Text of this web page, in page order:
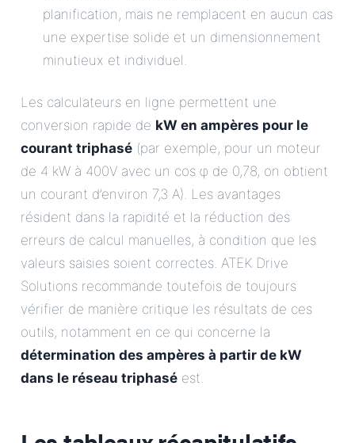
planification, mais ne remplacent en aucun cas
une expertise solide et un dimensionnement
minutieux et individuel.
Les calculateurs en ligne permettent une
conversion rapide de kW en ampères pour le
courant triphasé (par exemple, pour un moteur
de 4 kW à 400V avec un cos φ de 0,78, on obtient
un courant d’environ 7,3 A). Les avantages
résident dans la rapidité et la réduction des
erreurs de calcul manuelles, à condition que les
valeurs saisies soient correctes. ATEK Drive
Solutions recommande toutefois de toujours
vérifier de manière critique les résultats de ces
outils, notamment en ce qui concerne la
détermination des ampères à partir de kW
dans le réseau triphasé est.